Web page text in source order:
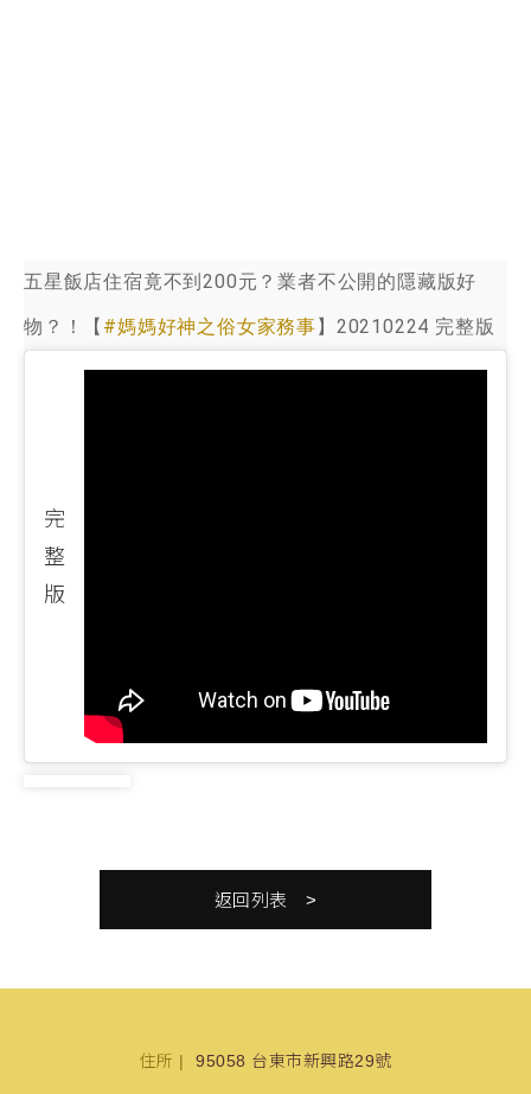
五星飯店住宿竟不到200元？業者不公開的隱藏版好
物？！【 #媽媽好神之俗女家務事】20210224 完整版
完
整
版
返回列表
住所 95058 台東市新興路29號